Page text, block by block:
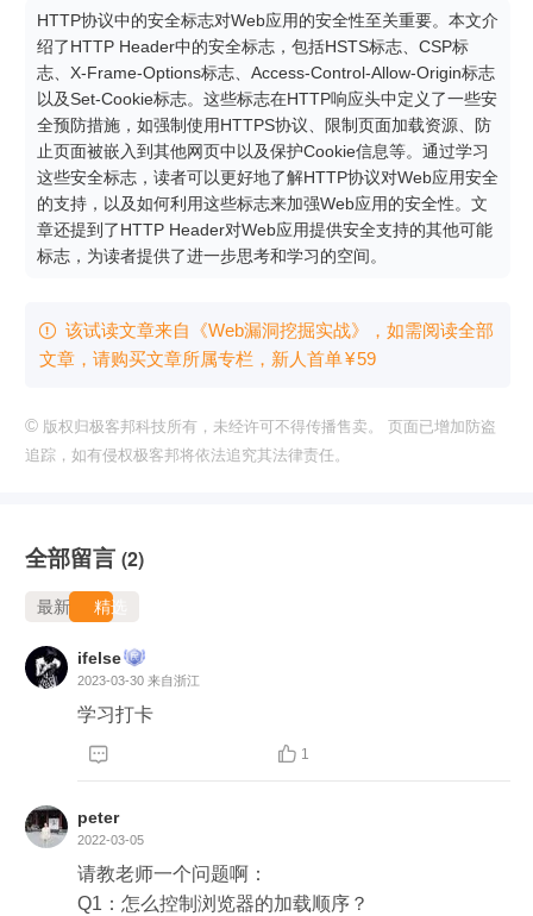
HTTP协议中的安全标志对Web应用的安全性至关重要。本文介
绍了HTTP Header中的安全标志，包括HSTS标志、CSP标
志、X-Frame-Options标志、Access-Control-Allow-Origin标志
以及Set-Cookie标志。这些标志在HTTP响应头中定义了一些安
全预防措施，如强制使用HTTPS协议、限制页面加载资源、防
止页面被嵌入到其他网页中以及保护Cookie信息等。通过学习
这些安全标志，读者可以更好地了解HTTP协议对Web应用安全
的支持，以及如何利用这些标志来加强Web应用的安全性。文
章还提到了HTTP Header对Web应用提供安全支持的其他可能
标志，为读者提供了进一步思考和学习的空间。
 该试读文章来自《Web漏洞挖掘实战》，如需阅读全部
文章，请购买文章所属专栏 ，新⼈⾸单¥59
© 版权归极客邦科技所有，未经许可不得传播售卖。 页面已增加防盗
追踪，如有侵权极客邦将依法追究其法律责任。
全部留言 (2)
最新 精选
ifelse
2023-03-30 来自浙江
学习打卡
  1
peter
2022-03-05
请教老师一个问题啊：
Q1：怎么控制浏览器的加载顺序？